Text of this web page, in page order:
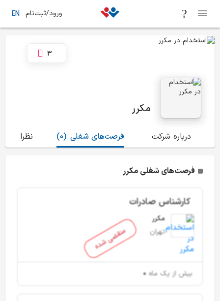
ورود/ثبت‌نام EN
مکرر
3
درباره شرکت (0) فرصت‌های شغلی نظرات
فرصت‌های شغلی مکرر
منقضی شده
کارشناس صادرات
مکرر
تهران
بیش از یک ماه